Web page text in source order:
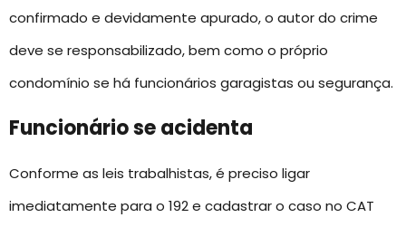
confirmado e devidamente apurado, o autor do crime
deve se responsabilizado, bem como o próprio
condomínio se há funcionários garagistas ou segurança.
Funcionário se acidenta
Conforme as leis trabalhistas, é preciso ligar
imediatamente para o 192 e cadastrar o caso no CAT